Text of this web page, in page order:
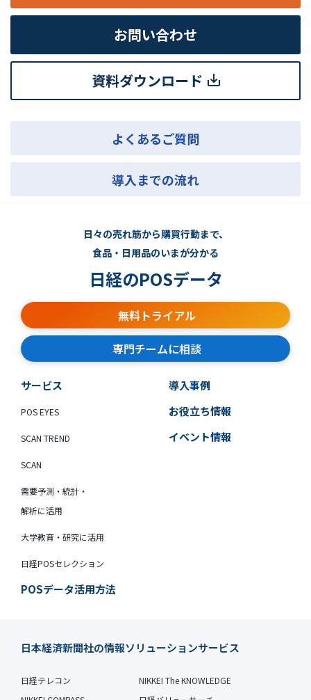
お問い合わせ
資料ダウンロード
よくあるご質問
導入までの流れ
日々の売れ筋から購買行動まで、
食品・日用品のいまが分かる
日経のPOSデータ
無料トライアル
専門チームに相談
サービス
POS EYES
SCAN TREND
SCAN
需要予測・統計・
解析に活用
大学教育・研究に活用
日経POSセレクション
POSデータ活用方法
導入事例
お役立ち情報
イベント情報
日本経済新聞社の情報ソリューションサービス
日経テレコン
NIKKEI The KNOWLEDGE